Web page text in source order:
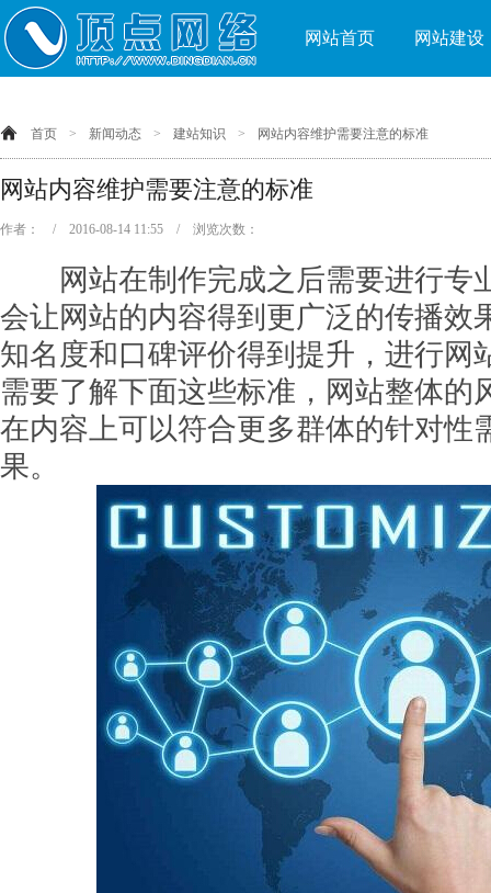
网站首页 网站建设
首页 > 新闻动态 > 建站知识 > 网站内容维护需要注意的标准
网站内容维护需要注意的标准
作者： / 2016-08-14 11:55 / 浏览次数：
网站在制作完成之后需要进行专
会让网站的内容得到更广泛的传播效
知名度和口碑评价得到提升，进行网
需要了解下面这些标准，网站整体的
在内容上可以符合更多群体的针对性
果。